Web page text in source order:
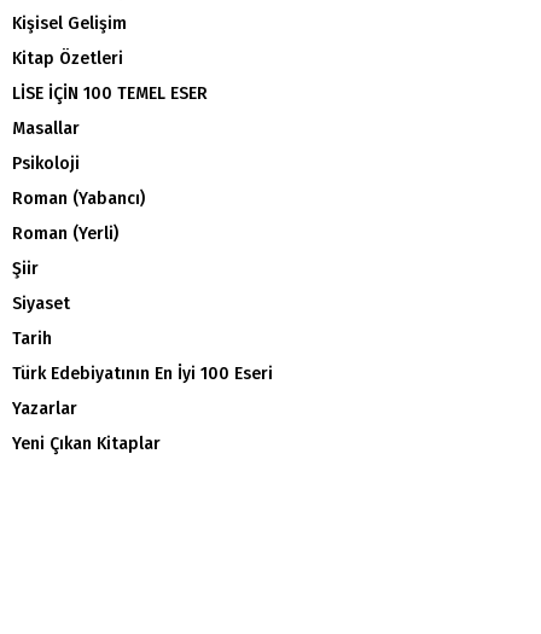
Kişisel Gelişim
Kitap Özetleri
LİSE İÇİN 100 TEMEL ESER
Masallar
Psikoloji
Roman (Yabancı)
Roman (Yerli)
Şiir
Siyaset
Tarih
Türk Edebiyatının En İyi 100 Eseri
Yazarlar
Yeni Çıkan Kitaplar